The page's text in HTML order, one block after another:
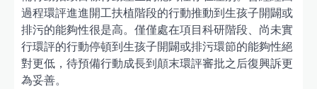
過程環評進進開工扶植階段的行動推動到生孩子開闢或
排污的能夠性很是高。僅僅處在項目科研階段、尚未實
行環評的行動停頓到生孩子開闢或排污環節的能夠性絕
對更低，待預備行動成長到顛末環評審批之后復興訴更
為妥善。